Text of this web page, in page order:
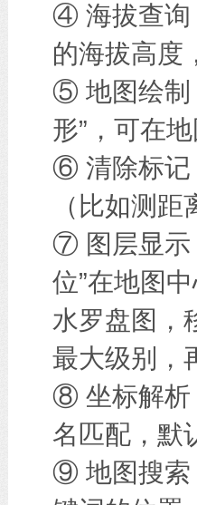
④ 海拔查询
的海拔高度
⑤ 地图绘制
形”，可在
⑥ 清除标记
（比如测
⑦ 图层显示
位”在地图
水罗盘图，
最大级别，
⑧ 坐标解析
名匹配，默
⑨ 地图搜索